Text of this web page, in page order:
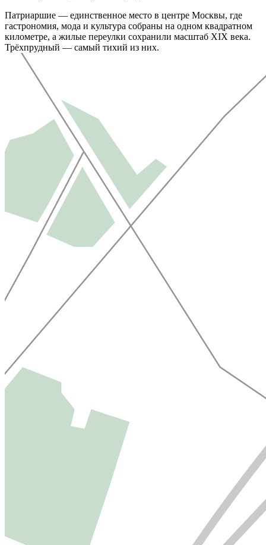
Патриаршие — единственное место в центре Москвы, где
гастрономия, мода и культура собраны на одном квадратном
километре, а жилые переулки сохранили масштаб XIX века.
Трёхпрудный — самый тихий из них.